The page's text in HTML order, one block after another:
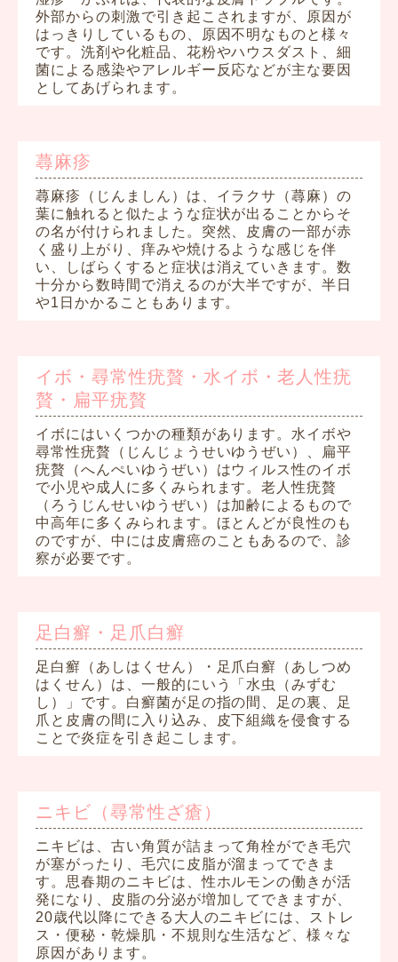
外部からの刺激で引き起こされますが、原因が
はっきりしているもの、原因不明なものと様々
です。洗剤や化粧品、花粉やハウスダスト、細
菌による感染やアレルギー反応などが主な要因
としてあげられます。
蕁麻疹
蕁麻疹（じんましん）は、イラクサ（蕁麻）の
葉に触れると似たような症状が出ることからそ
の名が付けられました。突然、皮膚の一部が赤
く盛り上がり、痒みや焼けるような感じを伴
い、しばらくすると症状は消えていきます。数
十分から数時間で消えるのが大半ですが、半日
や1日かかることもあります。
イボ・尋常性疣贅・水イボ・老人性疣
贅・扁平疣贅
イボにはいくつかの種類があります。水イボや
尋常性疣贅（じんじょうせいゆうぜい）、扁平
疣贅（へんぺいゆうぜい）はウィルス性のイボ
で小児や成人に多くみられます。老人性疣贅
（ろうじんせいゆうぜい）は加齢によるもので
中高年に多くみられます。ほとんどが良性のも
のですが、中には皮膚癌のこともあるので、診
察が必要です。
足白癬・足爪白癬
足白癬（あしはくせん）・足爪白癬（あしつめ
はくせん）は、一般的にいう「水虫（みずむ
し）」です。白癬菌が足の指の間、足の裏、足
爪と皮膚の間に入り込み、皮下組織を侵食する
ことで炎症を引き起こします。
ニキビ（尋常性ざ瘡）
ニキビは、古い角質が詰まって角栓ができ毛穴
が塞がったり、毛穴に皮脂が溜まってできま
す。思春期のニキビは、性ホルモンの働きが活
発になり、皮脂の分泌が増加してできますが、
20歳代以降にできる大人のニキビには、ストレ
ス・便秘・乾燥肌・不規則な生活など、様々な
原因があります。